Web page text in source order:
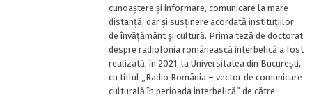
cunoaștere și informare, comunicare la mare
distanță, dar și susținere acordată instituțiilor
de învățământ și cultură. Prima teză de doctorat
despre radiofonia românească interbelică a fost
realizată, în 2021, la Universitatea din București,
cu titlul „Radio România – vector de comunicare
culturală în perioada interbelică” de către